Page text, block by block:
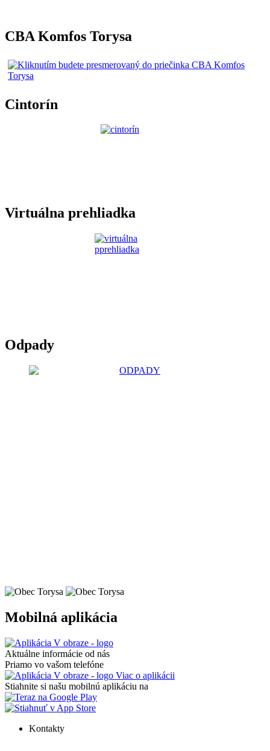
CBA Komfos Torysa
Cintorín
Virtuálna prehliadka
Odpady
Mobilná aplikácia
Aktuálne informácie od nás
Priamo vo vašom telefóne
Viac o aplikácii
Stiahnite si našu mobilnú aplikáciu na
Kontakty